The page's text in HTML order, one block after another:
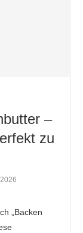
–
zu
„Backen